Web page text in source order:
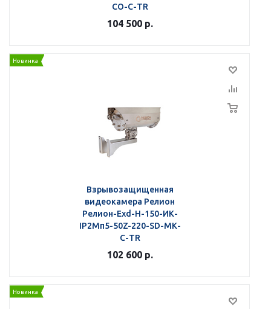
СО-С-TR
104 500р.
Новинка
Взрывозащищенная
видеокамера Релион
Релион-Exd-Н-150-ИК-
IP2Мп5-50Z-220-SD-МК-
С-TR
102 600р.
Новинка